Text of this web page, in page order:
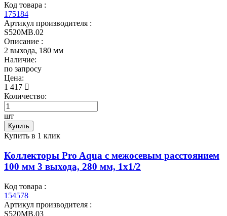
Код товара :
175184
Артикул производителя :
S520MB.02
Описание :
2 выхода, 180 мм
Наличие:
по запросу
Цена:
1 417
Количество:
шт
Купить
Купить в 1 клик
Коллекторы Pro Aqua с межосевым расстоянием
100 мм 3 выхода, 280 мм, 1x1/2
Код товара :
154578
Артикул производителя :
S520MB.03